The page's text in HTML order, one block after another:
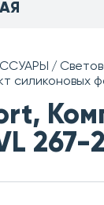
силиконовых
267-